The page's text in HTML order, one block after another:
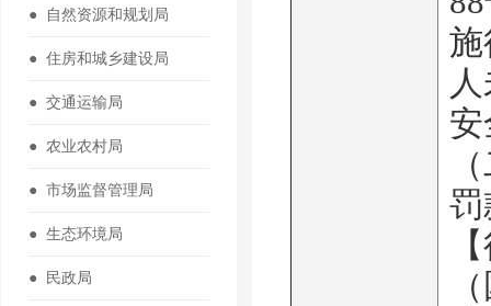
● 自然资源和规划局
● 住房和城乡建设局
● 交通运输局
● 农业农村局
● 市场监督管理局
● 生态环境局
● 民政局
施
罚